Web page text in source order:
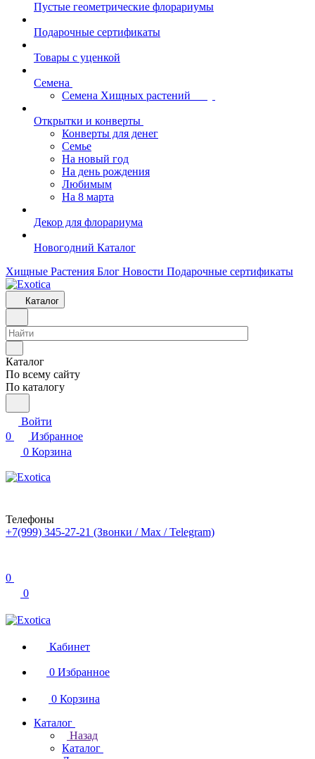
Пустые геометрические флорариумы
Подарочные сертификаты
Товары с уценкой
Семена
Семена Хищных растений
Открытки и конверты
Конверты для денег
Семье
На новый год
На день рождения
Любимым
На 8 марта
Декор для флорариума
Новогодний Каталог
Хищные Растения Блог Новости Подарочные сертификаты
Каталог
Каталог
По всему сайту
По каталогу
Войти
0
Избранное
0 Корзина
Телефоны
+7(999) 345-27-21 (Звонки / Max / Telegram)
0
0
Кабинет
0 Избранное
0 Корзина
Каталог
Назад
Каталог